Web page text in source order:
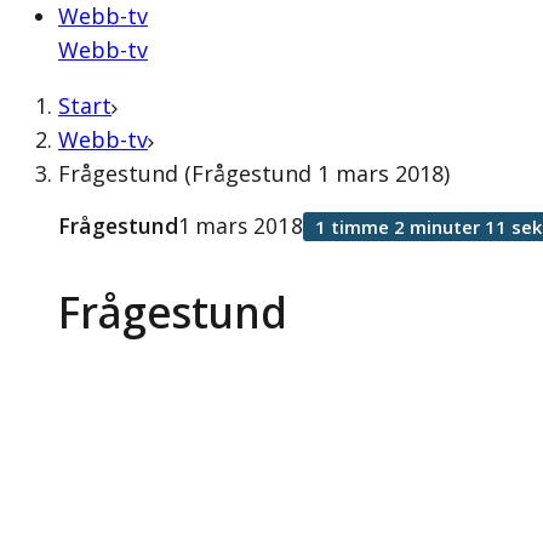
Webb-tv
Webb-tv
Start
Webb-tv
Frågestund (Frågestund 1 mars 2018)
Frågestund
Frågestund1 mars 2018 1 timme 2 minuter 11